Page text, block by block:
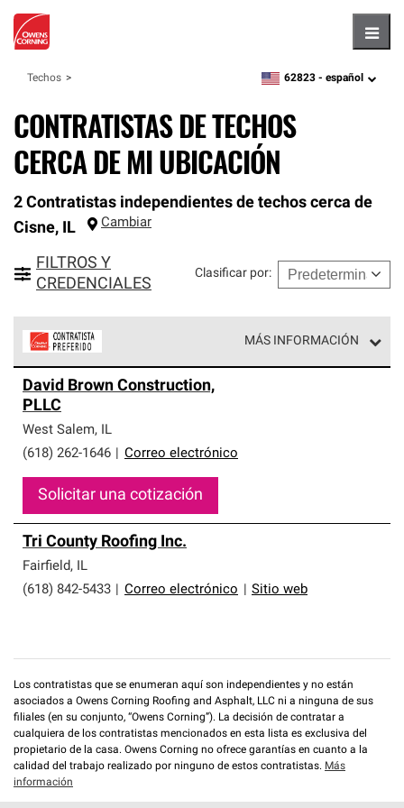
Techos zipcode,language
62823 - español
CONTRATISTAS DE TECHOS
CERCA DE MI UBICACIÓN
2 Contratistas independientes de techos cerca de
Cisne, IL Cambiar
FILTROS Y
CREDENCIALES
Clasificar por:
MÁS INFORMACIÓN
parte de una red exclusiva de profesionales de techos
que cumplen con altos estándares y requisitos estrictos
de profesionalismo y confiabilidad.
David Brown Construction,
PLLC
West Salem, IL
(618) 262-1646
Correo electrónico
Solicitar una cotización
Tri County Roofing Inc.
Fairfield, IL
(618) 842-5433
Correo electrónico Sitio web
Los contratistas que se enumeran aquí son independientes y no están
asociados a Owens Corning Roofing and Asphalt, LLC ni a ninguna de sus
filiales (en su conjunto, “Owens Corning”). La decisión de contratar a
cualquiera de los contratistas mencionados en esta lista es exclusiva del
propietario de la casa. Owens Corning no ofrece garantías en cuanto a la
calidad del trabajo realizado por ninguno de estos contratistas. Más
información